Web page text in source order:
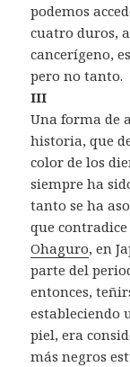
podemos
cuatro duros,
cancerígeno,
pero no tanto.
III
Una forma de
historia, que
color de los
siempre ha
tanto se ha
que
Ohaguro, en
parte del
entonces,
estableciendo
piel, era
más negros